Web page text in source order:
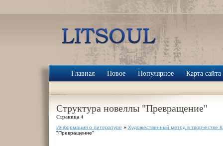
Главная Новое Популярное Карта сайта
Структура новеллы "Превращение"
Страница 4
Информация о литературе » Художественный метод в творчестве
"Превращение"